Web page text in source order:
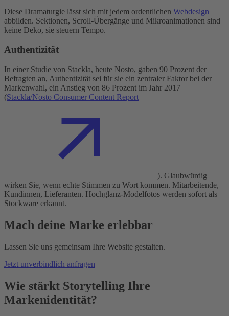
Diese Dramaturgie lässt sich mit jedem ordentlichen Webdesign
abbilden. Sektionen, Scroll-Übergänge und Mikroanimationen sind
keine Deko, sie steuern Tempo.
Authentizität
In einer Studie von Stackla, heute Nosto, gaben 90 Prozent der
Befragten an, Authentizität sei für sie ein zentraler Faktor bei der
Markenwahl, ein Anstieg von 86 Prozent im Jahr 2017
(Stackla/Nosto Consumer Content Report
). Glaubwürdig
wirken Sie, wenn echte Stimmen zu Wort kommen. Mitarbeitende,
Kundinnen, Lieferanten. Hochglanz-Modelfotos werden sofort als
Stockware erkannt.
Mach deine Marke erlebbar
Lassen Sie uns gemeinsam Ihre Website gestalten.
Jetzt unverbindlich anfragen
Wie stärkt Storytelling Ihre
Markenidentität?